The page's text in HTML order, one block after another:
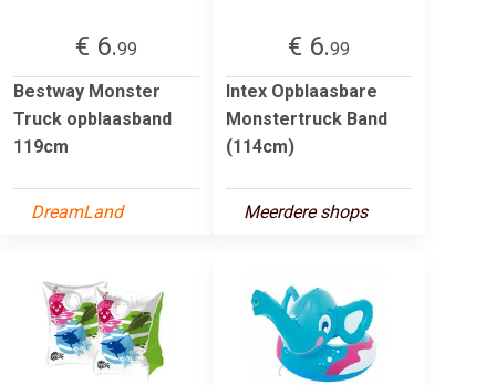
€ 6.99
Bestway Monster
Truck opblaasband
119cm
DreamLand
€ 6.99
Intex Opblaasbare
Monstertruck Band
(114cm)
Meerdere shops